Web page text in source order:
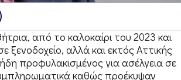
από το καλοκαίρι του 2023 και
ξενοδοχείο, αλλά και εκτός Αττικής
προφυλακισμένος για ασέλγεια σε
καθώς προέκυψαν